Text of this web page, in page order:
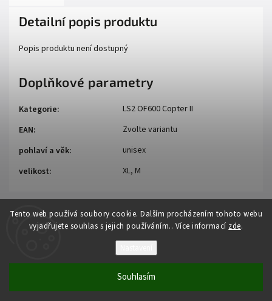
Tento web používá soubory cookie. Dalším procházením tohoto webu
vyjadřujete souhlas s jejich používáním.. Více informací zde.
Souhlasím
Detailní popis produktu
Popis produktu není dostupný
Doplňkové parametry
Kategorie:
LS2 OF600 Copter II
EAN:
Zvolte variantu
pohlaví a věk:
unisex
velikost: XL, M
Auto - moto. Všechna práva vyhrazena.